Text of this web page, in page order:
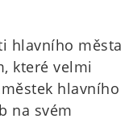
hlavního města
které velmi
hlavního
na svém